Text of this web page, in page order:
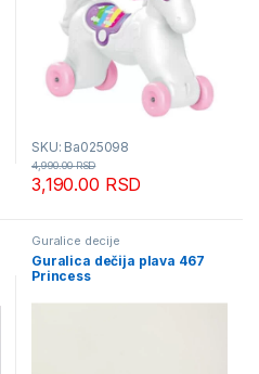
SKU: Ba025098
3,190.00 RSD
4,990.00RSD
Guralice decije
Guralica dečija plava 467
Princess